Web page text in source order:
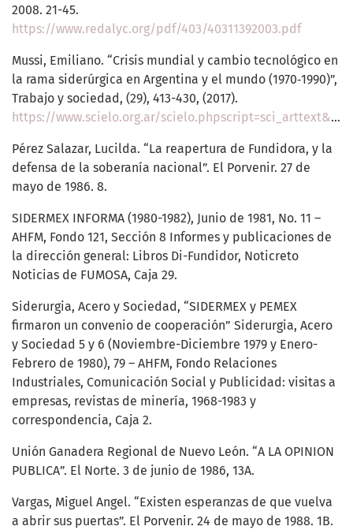
2008. 21-45.
https://www.redalyc.org/pdf/403/40311392003.pdf
Mussi, Emiliano. “Crisis mundial y cambio tecnológico en
la rama siderúrgica en Argentina y el mundo (1970‐1990)”,
Trabajo y sociedad, (29), 413-430, (2017).
https://www.scielo.org.ar/scielo.phpscript=sci_arttext&pid=S151468712017000200021&lng=es&tlng=es
Pérez Salazar, Lucilda. “La reapertura de Fundidora, y la
defensa de la soberanía nacional”. El Porvenir. 27 de
mayo de 1986. 8.
SIDERMEX INFORMA (1980-1982), Junio de 1981, No. 11 –
AHFM, Fondo 121, Sección 8 Informes y publicaciones de
la dirección general: Libros Di-Fundidor, Noticreto
Noticias de FUMOSA, Caja 29.
Siderurgia, Acero y Sociedad, “SIDERMEX y PEMEX
firmaron un convenio de cooperación” Siderurgia, Acero
y Sociedad 5 y 6 (Noviembre-Diciembre 1979 y Enero-
Febrero de 1980), 79 – AHFM, Fondo Relaciones
Industriales, Comunicación Social y Publicidad: visitas a
empresas, revistas de minería, 1968-1983 y
correspondencia, Caja 2.
Unión Ganadera Regional de Nuevo León. “A LA OPINION
PUBLICA”. El Norte. 3 de junio de 1986, 13A.
Vargas, Miguel Angel. “Existen esperanzas de que vuelva
a abrir sus puertas”. El Porvenir. 24 de mayo de 1988. 1B.